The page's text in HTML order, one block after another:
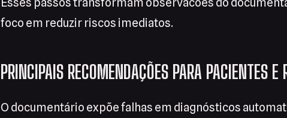
foco em reduzir riscos imediatos.
PRINCIPAIS RECOMENDAÇÕES PARA PACIENTES E
O documentário expõe falhas em diagnósticos